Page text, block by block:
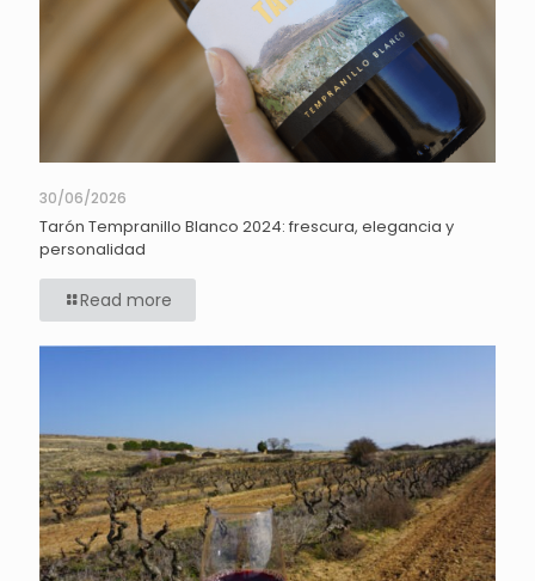
30/06/2026
Tarón Tempranillo Blanco 2024: frescura, elegancia y
personalidad
Read more